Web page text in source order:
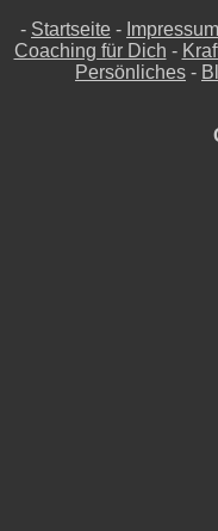
- Startseite - Impressum
Coaching für Dich -
Persönliches -